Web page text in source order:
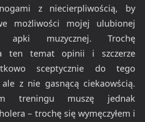
z niecierpliwością, by
możliwości mojej ulubionej
apki muzycznej. Trochę
ten temat opinii i szczerze
sceptycznie do tego
ale z nie gasnącą ciekaowścią.
treningu muszę jednak
– trochę się wymęczyłem i